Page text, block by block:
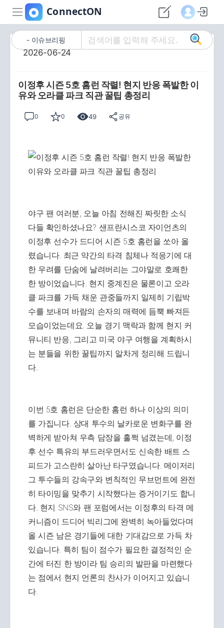
이슈브리핑
2026-06-24
이정후 시즌 5호 홈런 작렬! 현지 반응 폭발한 이
유와 오라클 파크 직관 꿀팁 총정리
0 0 49 공유
야구 팬 여러분, 오늘 아침 전해진 짜릿한 소식
다들 확인하셨나요? 샌프란시스코 자이언츠의
이정후 선수가 드디어 시즌 5호 홈런을 쏘아 올
렸습니다. 최근 약간의 타격 침체나 적응기에 대
한 우려를 단숨에 날려버리는 그야말로 호쾌한
한 방이었습니다. 현지 중계진은 물론이고 오라
클 파크를 가득 채운 관중들까지 일제히 기립박
수를 보내며 바람의 손자의 매력에 듬뿍 빠져든
모습이었는데요. 오늘 경기 맥락과 함께 현지 커
뮤니티 반응, 그리고 미국 야구 여행을 계획하시
는 분들을 위한 꿀팁까지 알차게 정리해 드립니
다.
이번 5호 홈런은 단순한 홈런 하나 이상의 의미
를 가집니다. 상대 투수의 날카로운 변화구를 완
벽하게 받아쳐 우측 담장을 훌쩍 넘겼는데, 이정
후 선수 특유의 부드러우면서도 신속한 배트 스
피드가 고스란히 살아난 타구였습니다. 메이저리
그 투수들의 강속구와 변칙적인 무브먼트에 완전
히 타이밍을 맞추기 시작했다는 증거이기도 합니
다. 현지 SNS와 팬 포럼에서는 이정후의 타격 메
커니즘이 드디어 빅리그에 완벽히 녹아들었다며
올 시즌 남은 경기들에 대한 기대감으로 가득 차
있습니다. 특히 팀이 점수가 필요한 결정적인 순
간에 터진 한 방이라 팀 승리의 발판을 마련했다
는 점에서 현지 언론의 찬사가 이어지고 있습니
다.